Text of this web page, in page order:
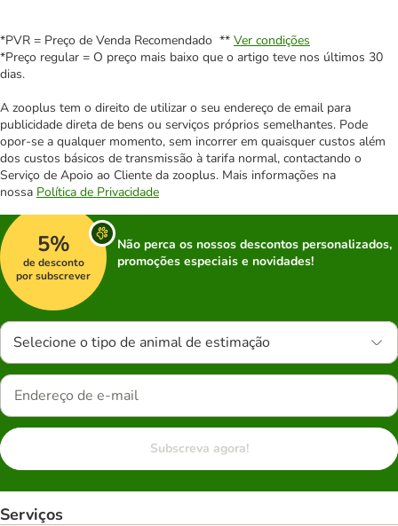
*PVR = Preço de Venda Recomendado ** Ver condições
*Preço regular = O preço mais baixo que o artigo teve nos últimos 30
dias.
A zooplus tem o direito de utilizar o seu endereço de email para
publicidade direta de bens ou serviços próprios semelhantes. Pode
opor-se a qualquer momento, sem incorrer em quaisquer custos além
dos custos básicos de transmissão à tarifa normal, contactando o
Serviço de Apoio ao Cliente da zooplus. Mais informações na
nossa Política de Privacidade
5%
de desconto
por subscrever
Não perca os nossos descontos personalizados,
promoções especiais e novidades!
Selecione o tipo de animal de estimação
Subscreva agora!
Serviços